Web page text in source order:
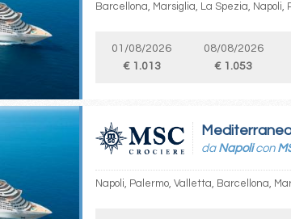
Barcellona, Marsiglia, La Spezia,
01/08/2026
€ 1.013
08/08/2026
€ 1.053
da Napolicon
Napoli, Palermo, Valletta, Barcellona,